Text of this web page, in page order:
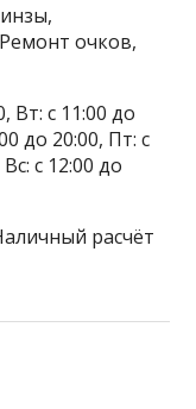
очков,
Вт: с 11:00 до
до 20:00, Пт: с
с 12:00 до
расчёт